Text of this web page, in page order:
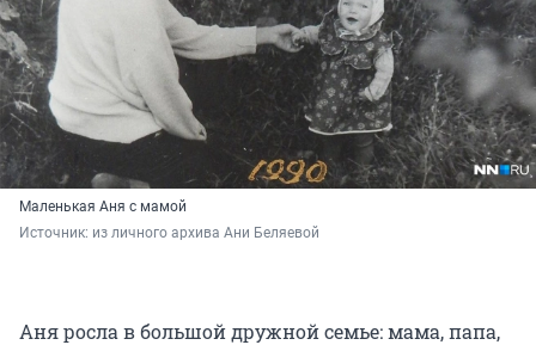
Маленькая Аня с мамой
Источник: из личного архива Ани Беляевой
Аня росла в большой дружной семье: мама, папа,